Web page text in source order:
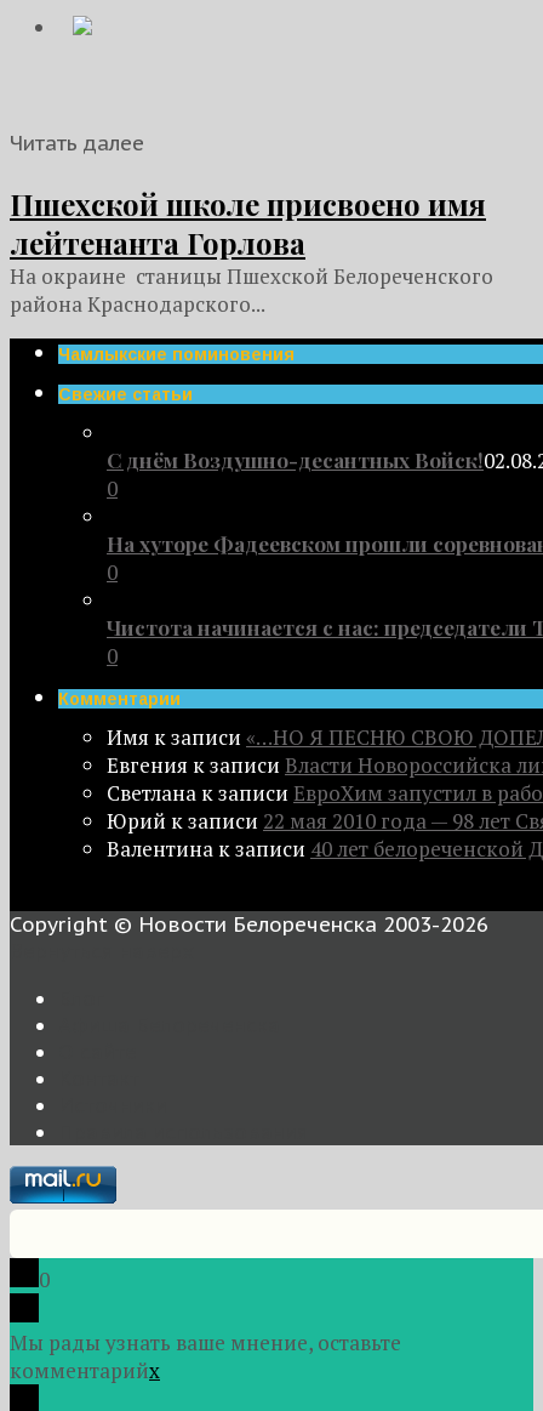
Читать далее
Пшехской школе присвоено имя
лейтенанта Горлова
На окраине станицы Пшехской Белореченского
района Краснодарского...
Чамлыкские поминовения
Свежие статьи
С днём Воздушно-десантных Войск!
0
На хуторе Фадеевском прошли
0
Чистота начинается с нас:
0
Комментарии
Имя к записи «…НО Я ПЕСНЮ СВОЮ
Евгения к записи Власти Новороссийска
Светлана к записи ЕвроХим запустил в
Юрий к записи 22 мая 2010 года — 98 лет
Валентина к записи 40 лет белореченской
Copyright © Новости Белореченска 2003-2026
0
Мы рады узнать ваше мнение, оставьте
комментарийx